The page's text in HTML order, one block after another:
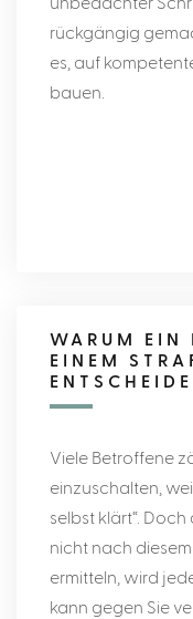
rückgängig
es, auf
bauen.
WARUM EIN
EINEM
Viele Betroffene
einzuschalten,
selbst klärt“.
nicht nach
ermitteln, wird
kann gegen Sie